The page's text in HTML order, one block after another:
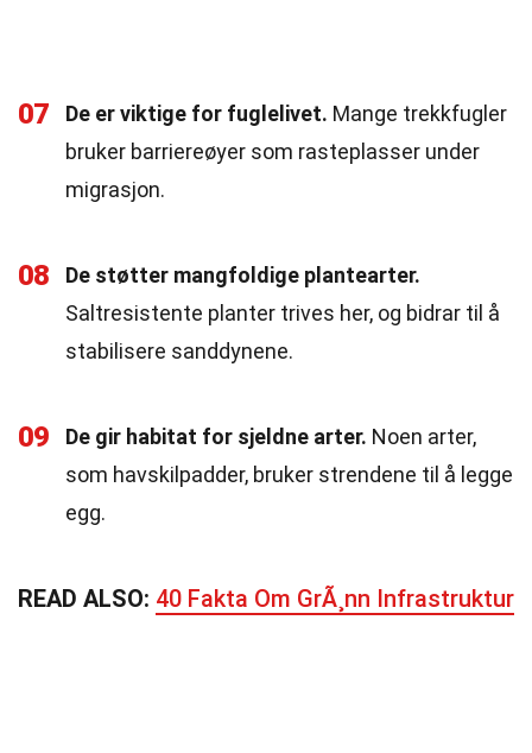
07 De er viktige for fuglelivet. Mange trekkfugler
bruker barriereøyer som rasteplasser under
migrasjon.
08
De støtter mangfoldige plantearter.
Saltresistente planter trives her, og bidrar til å
stabilisere sanddynene.
09 De gir habitat for sjeldne arter. Noen arter,
som havskilpadder, bruker strendene til å legge
egg.
READ ALSO: 40 Fakta Om GrÃ¸nn Infrastruktur